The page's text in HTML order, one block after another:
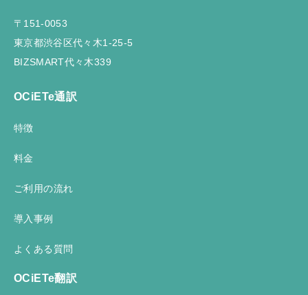
〒151-0053
東京都渋谷区代々木1-25-5
BIZSMART代々木339
OCiETe通訳
特徴
料金
ご利用の流れ
導入事例
よくある質問
OCiETe翻訳